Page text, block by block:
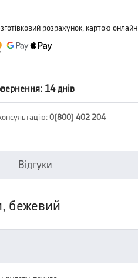
розрахунок, картою онлайн
14 днів
: 0(800) 402 204
Відгуки
бежевий